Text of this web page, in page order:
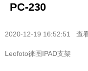
PC-230
2020-12-19 16:52:51 查
Leofoto徕图IPAD支架